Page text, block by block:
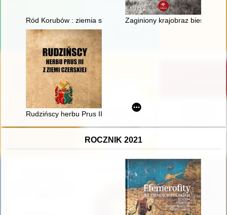
Ród Korubów : ziemia szanieckaZaginiony krajobraz
Rudzińscy herbu Prus III z ziemi ciechanowskiej w
ROCZNIK 2021